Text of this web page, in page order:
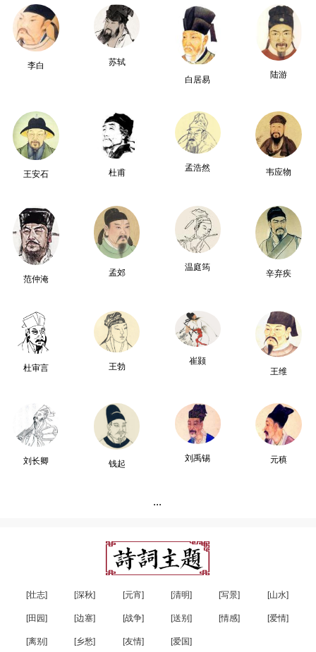
李白
苏轼
白居易
陆游
王安石 杜甫
孟浩然 韦应物
范仲淹
孟郊
温庭筠
辛弃疾
杜审言 王勃
崔颢
王维
刘长卿 钱起
刘禹锡 元稹
...
[壮志] [深秋] [元宵] [清明] [写景] [山水]
[田园] [边塞] [战争] [送别] [情感] [爱情]
[离别] [乡愁] [友情] [爱国]